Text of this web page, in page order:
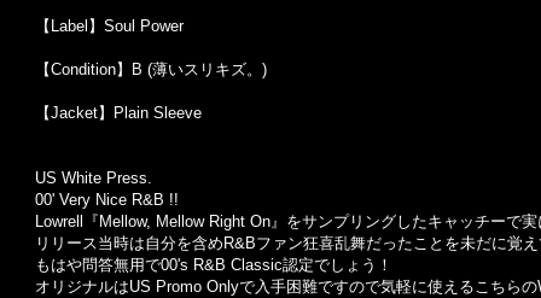
【Label】Soul Power
【Condition】B (薄いスリキズ。)
【Jacket】Plain Sleeve
US White Press.
00' Very Nice R&B !!
Lowrell『Mellow, Mellow Right On』をサンプリングしたキャッチーで
リリース当時は自分を含めR&Bファン狂喜乱舞だったことを未だに覚
もはや問答無用で00's R&B Classic認定でしょう！
オリジナルはUS Promo Onlyで入手困難ですので気軽に使えるこちら